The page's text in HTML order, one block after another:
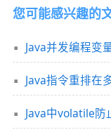
您可能感兴趣的
Java并发编程变
Java指令重排在
Java中volatile防